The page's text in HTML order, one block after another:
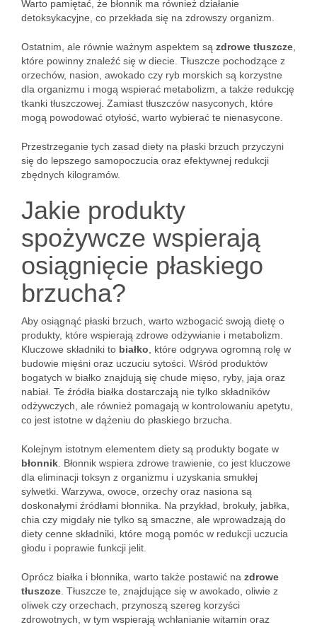
Warto pamiętać, że błonnik ma również działanie
detoksykacyjne, co przekłada się na zdrowszy organizm.
Ostatnim, ale równie ważnym aspektem są zdrowe tłuszcze
które powinny znaleźć się w diecie. Tłuszcze pochodzące z
orzechów, nasion, awokado czy ryb morskich są korzystne
dla organizmu i mogą wspierać metabolizm, a także redukcję
tkanki tłuszczowej. Zamiast tłuszczów nasyconych, które
mogą powodować otyłość, warto wybierać te nienasycone.
Przestrzeganie tych zasad diety na płaski brzuch przyczyni
się do lepszego samopoczucia oraz efektywnej redukcji
zbędnych kilogramów.
Jakie produkty
spożywcze wspierają
osiągnięcie płaskiego
brzucha?
Aby osiągnąć płaski brzuch, warto wzbogacić swoją dietę o
produkty, które wspierają zdrowe odżywianie i metabolizm.
Kluczowe składniki to białko , które odgrywa ogromną rolę w
budowie mięśni oraz uczuciu sytości. Wśród produktów
bogatych w białko znajdują się chude mięso, ryby, jaja oraz
nabiał. Te źródła białka dostarczają nie tylko składników
odżywczych, ale również pomagają w kontrolowaniu apetytu,
co jest istotne w dążeniu do płaskiego brzucha.
Kolejnym istotnym elementem diety są produkty bogate w
błonnik . Błonnik wspiera zdrowe trawienie, co jest kluczowe
dla eliminacji toksyn z organizmu i uzyskania smukłej
sylwetki. Warzywa, owoce, orzechy oraz nasiona są
doskonałymi źródłami błonnika. Na przykład, brokuły, jabłka,
chia czy migdały nie tylko są smaczne, ale wprowadzają do
diety cenne składniki, które mogą pomóc w redukcji uczucia
głodu i poprawie funkcji jelit.
Oprócz białka i błonnika, warto także postawić na zdrowe
tłuszcze . Tłuszcze te, znajdujące się w awokado, oliwie z
oliwek czy orzechach, przynoszą szereg korzyści
zdrowotnych, w tym wspierają wchłanianie witamin oraz